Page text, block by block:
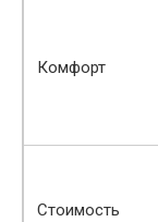
Комфорт
Стоимость